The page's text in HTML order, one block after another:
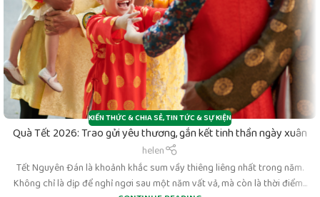
KIẾN THỨC & CHIA SẺ,TIN TỨC & SỰ KIỆN
Quà Tết 2026: Trao gửi yêu thương, gắn kết tinh thần ngày xuân
helen
Tết Nguyên Đán là khoảnh khắc sum vầy thiêng liêng nhất trong năm.
Không chỉ là dịp để nghỉ ngơi sau một năm vất vả, mà còn là thời điểm...